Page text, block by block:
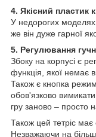
4. Якісний пластик
У недорогих моделях
же він дуже гарної
5. Регулювання
Збоку на корпусі є
функція, якої немає в
Також є кнопка
обов'язково
гру заново – просто
Також цей тетріс має
Незважаючи на